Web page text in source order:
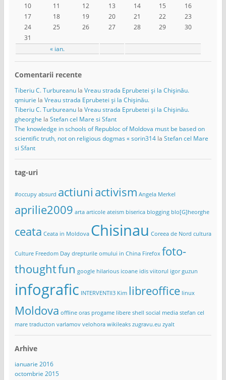
« ian.
10
11 12 13 14 15
16
17
18 19 20 21 22
23
24
25 26 27 28 29
30
31
Comentarii recente
Tiberiu C. Turbureanula Vreau strada Eprubetei și la Chișinău.
qmiurie la Vreau strada Eprubetei și la Chișinău.
Tiberiu C. Turbureanula Vreau strada Eprubetei și la Chișinău.
gheorghe la Stefan cel Mare si Sfant
The knowledge in schools of Republoc of Moldova must be based on
scientific truth, not on religious dogmas « sorin314la Stefan cel Mare
si Sfant
tag-uri
#occupy absurd actiuni activism Angela Merkel
aprilie2009 arta articole ateism biserica blogging blo[G]heorghe
ceata Ceata in Moldova Chisinau Coreea de Nord cultura
Culture Freedom Day drepturile omului in China Firefox foto-
thoughtfun google hilarious icoane idis viitorul igor guzun
infografic INTERVENTII3 Kim libreoffice linux
Moldova offline oras progame libere shell social media stefan cel
mare traducton varlamov velohora wikileaks zugravu.eu zyalt
Arhive
ianuarie 2016
octombrie 2015